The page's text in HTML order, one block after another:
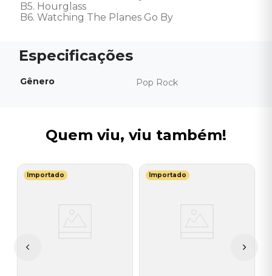
B5. Hourglass
B6. Watching The Planes Go By
Gênero Pop Rock
Quem viu, viu também!
Importado Importado